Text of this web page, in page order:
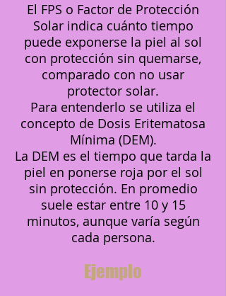
El FPS o Factor de Protección
Solar indica cuánto tiempo
puede exponerse la piel al sol
con protección sin quemarse,
comparado con no usar
protector solar.
Para entenderlo se utiliza el
concepto de Dosis Eritematosa
Mínima (DEM).
La DEM es el tiempo que tarda la
piel en ponerse roja por el sol
sin protección. En promedio
suele estar entre 10 y 15
minutos, aunque varía según
cada persona.
Ejemplo